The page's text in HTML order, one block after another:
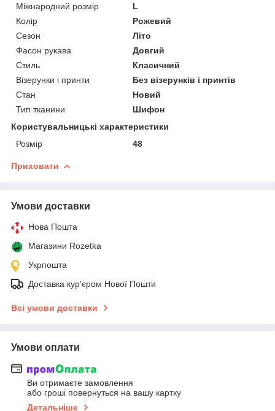
Міжнародний розмір
L
Колір
Рожевий
Сезон
Літо
Фасон рукава
Довгий
Стиль
Класичний
Візерунки і принти
Без візерунків і принтів
Стан
Новий
Тип тканини
Шифон
Користувальницькі характеристики
Розмір
48
Приховати
Умови доставки
Нова Пошта
Магазини Rozetka
Укрпошта
Доставка кур'єром Нової Пошти
Всі умови доставки
Умови оплати
Ви отримаєте замовлення
або гроші повернуться на вашу картку
Детальніше